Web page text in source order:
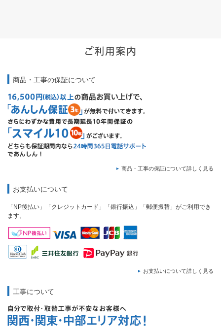
商品・工事の保証について
商品・工事の保証について詳しく見る
お支払いについて
「NP後払い」「クレジットカード」「銀行振込」「郵便振替」がご利用でき
ます。
お支払いについて詳しく見る
工事について